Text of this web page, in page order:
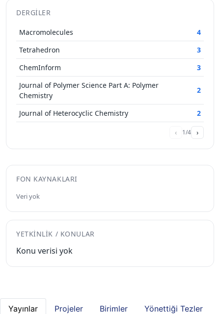
DERGILER
Macromolecules
4
Tetrahedron
3
ChemInform
3
Journal of Polymer Science Part A: Polymer
Chemistry
2
Journal of Heterocyclic Chemistry 2
‹ 1/4 ›
FON KAYNAKLARI
Veri yok
YETKINLIK / KONULAR
Konu verisi yok
Yayınlar Projeler Birimler Yönettiği Tezler